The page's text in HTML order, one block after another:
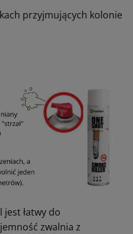
przyjmujących kolonie
łatwy do
zwalnia z